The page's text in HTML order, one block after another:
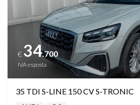
€ 34.700
IVA esposta
35 TDI S-LINE 150 CV S-TRONIC